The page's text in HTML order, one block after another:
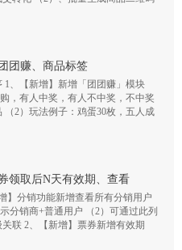
团赚、商品标签
1、【新增】新增「团团赚」模块
购，有人中奖，有人不中奖，不中奖
（2）玩法例子：鸡蛋30枚，五人成
领取后N天有效期、查看
】分销功能新增查看所有分销用户
分销商+普通用户 （2）可通过此列
联 2、【新增】票券新增有效期